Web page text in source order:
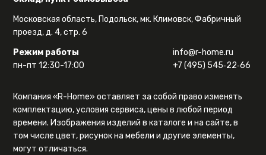
Московская область, Подольск, мк. Климовск, Фабричный
проезд, д. 4, стр. 6
Режим работы
пн-пт 12:30-17:00
info@r-home.ru
+7 (495) 545‑22‑66
Компания «R-Home» оставляет за собой право изменять
комплектацию, условия сервиса, цены в любой период
времени. Изображения изделий в каталоге и на сайте, в
том числе цвет, рисунок на мебели и другие элементы,
могут отличаться.